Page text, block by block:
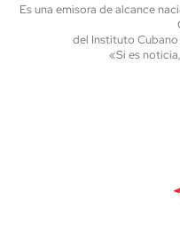
Es una emisora de alcance
del Instituto Cubano
«Si es